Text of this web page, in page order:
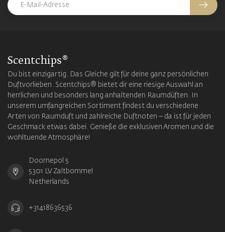
Scentchips®
Du bist einzigartig. Das Gleiche gilt für deine ganz persönlichen
Duftvorlieben. Scentchips® bietet dir eine riesige Auswahl an
herrlichen und besonders lang anhaltenden Raumdüften. In
unserem umfangreichen Sortiment findest du verschiedene
Arten von Raumduft und zahlreiche Duftnoten – da ist für jeden
Geschmack etwas dabei. Genieße die exklusiven Aromen und die
wohltuende Atmosphäre!
Doornepol 5
5301 LV Zaltbommel
Netherlands
+31418636536